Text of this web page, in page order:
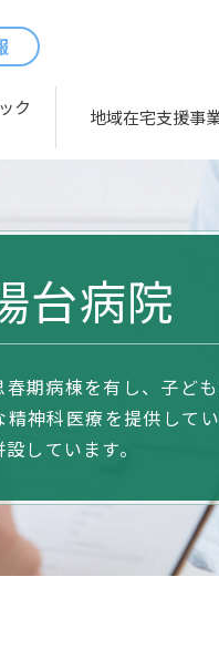
ク
地域在宅支援事
台病院
期病棟を有し、子ど
神科医療を提供して
しています。